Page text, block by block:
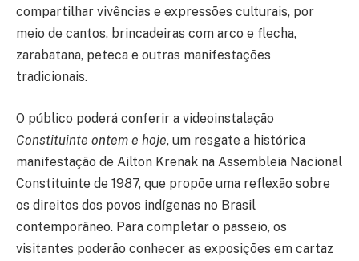
compartilhar vivências e expressões culturais, por
meio de cantos, brincadeiras com arco e flecha,
zarabatana, peteca e outras manifestações
tradicionais.
O público poderá conferir a videoinstalação
Constituinte ontem e hoje, um resgate a histórica
manifestação de Ailton Krenak na Assembleia Nacional
Constituinte de 1987, que propõe uma reflexão sobre
os direitos dos povos indígenas no Brasil
contemporâneo. Para completar o passeio, os
visitantes poderão conhecer as exposições em cartaz